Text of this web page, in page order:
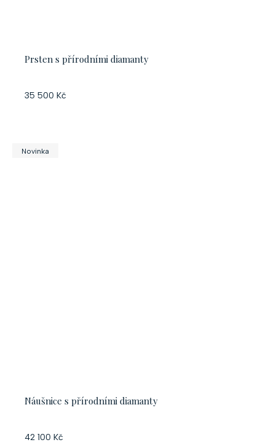
Prsten s přírodními diamanty
35 500 Kč
Novinka
Náušnice s přírodními diamanty
42 100 Kč